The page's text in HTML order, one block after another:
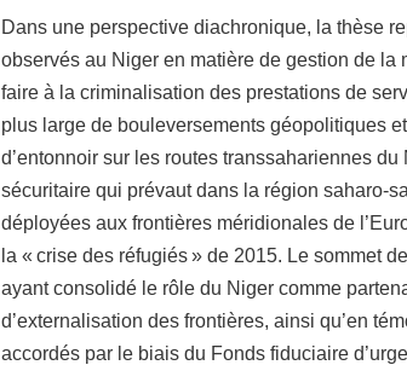
Dans une perspective diachronique, la thèse
observés au Niger en matière de gestion de
faire à la criminalisation des prestations de
plus large de bouleversements géopolitiques
d’entonnoir sur les routes transsahariennes du
sécuritaire qui prévaut dans la région saharo-
déployées aux frontières méridionales de
la « crise des réfugiés » de 2015. Le sommet
ayant consolidé le rôle du Niger comme
d’externalisation des frontières, ainsi qu’en
accordés par le biais du Fonds fiduciaire